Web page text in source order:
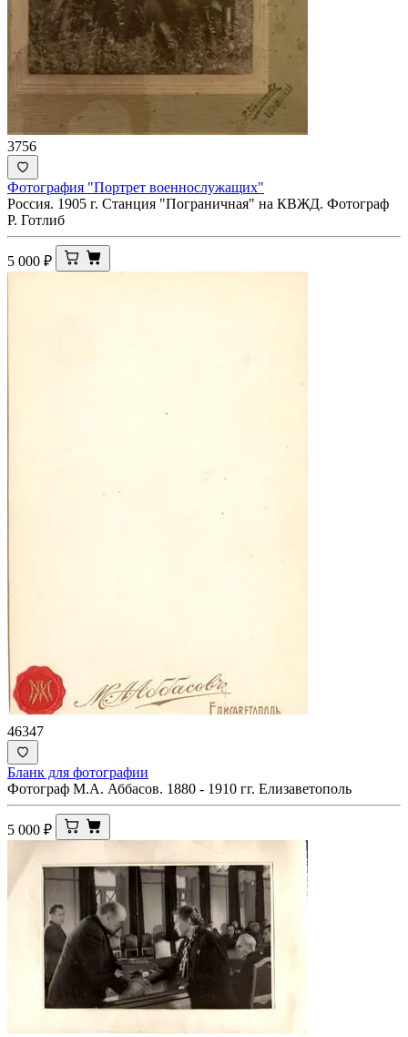
3756
Фотография "Портрет военнослужащих"
Россия. 1905 г. Станция "Пограничная" на КВЖД. Фотограф
Р. Готлиб
5 000 ₽
46347
Бланк для фотографии
Фотограф М.А. Аббасов. 1880 - 1910 гг. Елизаветополь
5 000 ₽